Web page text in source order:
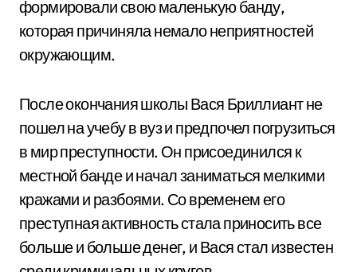
формировали свою маленькую банду,
которая причиняла немало неприятностей
окружающим.
После окончания школы Вася Бриллиант не
пошел на учебу в вуз и предпочел погрузиться
в мир преступности. Он присоединился к
местной банде и начал заниматься мелкими
кражами и разбоями. Со временем его
преступная активность стала приносить все
больше и больше денег, и Вася стал известен